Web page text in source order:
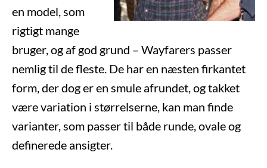
en model, som
rigtigt mange
bruger, og af god grund – Wayfarers passer
nemlig til de fleste. De har en næsten firkantet
form, der dog er en smule afrundet, og takket
være variation i størrelserne, kan man finde
varianter, som passer til både runde, ovale og
definerede ansigter.